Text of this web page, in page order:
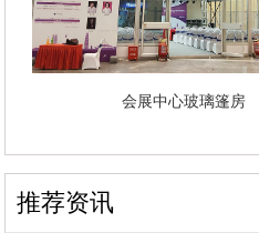
会展中心玻璃篷房
推荐资讯